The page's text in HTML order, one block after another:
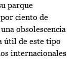
parque
ciento de
obsolescencia
útil de este tipo
internacionales